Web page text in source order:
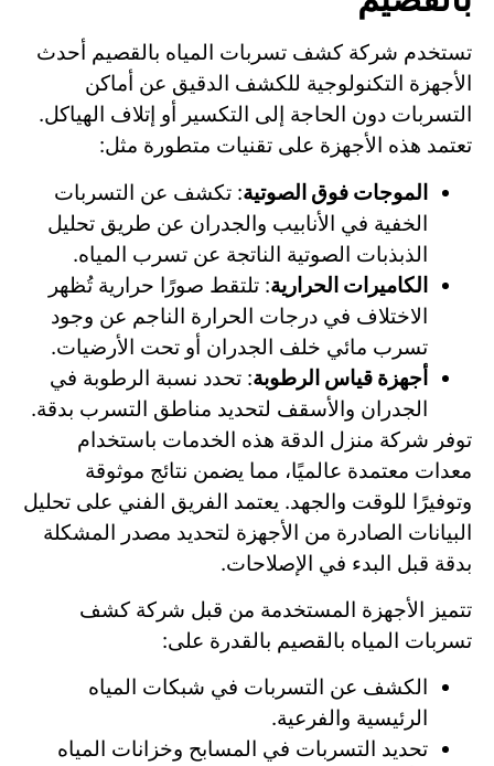
تستخدم شركة كشف تسربات المياه بالقصيم أحدث
الأجهزة التكنولوجية للكشف الدقيق عن أماكن
التسربات دون الحاجة إلى التكسير أو إتلاف الهياكل.
تعتمد هذه الأجهزة على تقنيات متطورة مثل:
الموجات فوق الصوتية: تكشف عن التسربات
الخفية في الأنابيب والجدران عن طريق تحليل
الذبذبات الصوتية الناتجة عن تسرب المياه.
الكاميرات الحرارية: تلتقط صورًا حرارية تُظهر
الاختلاف في درجات الحرارة الناجم عن وجود
تسرب مائي خلف الجدران أو تحت الأرضيات.
أجهزة قياس الرطوبة: تحدد نسبة الرطوبة في
الجدران والأسقف لتحديد مناطق التسرب بدقة.
توفر شركة منزل الدقة هذه الخدمات باستخدام
معدات معتمدة عالميًا، مما يضمن نتائج موثوقة
وتوفيرًا للوقت والجهد. يعتمد الفريق الفني على تحليل
البيانات الصادرة من الأجهزة لتحديد مصدر المشكلة
بدقة قبل البدء في الإصلاحات.
تتميز الأجهزة المستخدمة من قبل شركة كشف
تسربات المياه بالقصيم بالقدرة على:
الكشف عن التسربات في شبكات المياه
الرئيسية والفرعية.
تحديد التسربات في المسابح وخزانات المياه